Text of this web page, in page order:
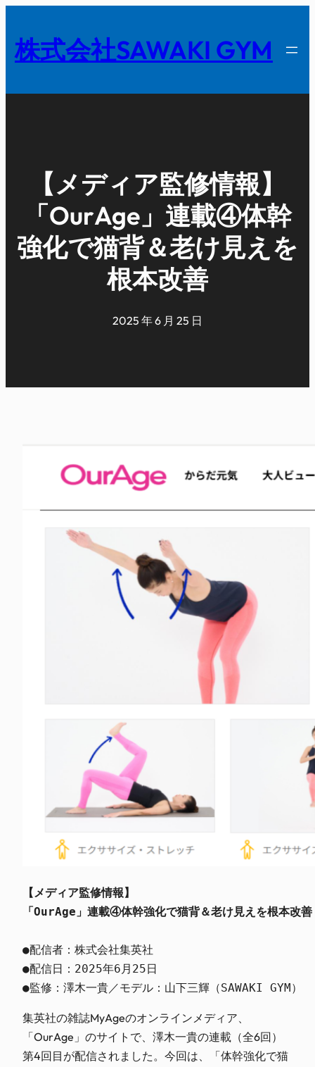
を
キ
株式会社SAWAKI GYM
【メディア監修情報】
「OurAge」連載④体幹
強化で猫背＆老け見えを
根本改善
2025 年 6 月 25 日
【メディア監修情報】
「OurAge」連載④体幹強化で猫背＆老け見えを根本改善
●配信者：株式会社集英社
●配信日：2025年6月25日
●監修：澤木一貴／モデル：山下三輝（SAWAKI GYM）
集英社の雑誌MyAgeのオンラインメディア、
「OurAge」のサイトで、澤木一貴の連載（全6回）
第4回目が配信されました。今回は、「体幹強化で猫